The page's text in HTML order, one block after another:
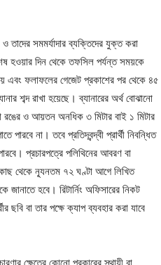
তাদের সমমর্যাদার ব্যক্তিদের যুক্ত করা
হওয়ার দিন থেকে তফসিল পর্যন্ত সময়কে
এবং ফলাফলের গেজেট প্রকাশের পর থেকে ৪৫
শব্দ রাখা হয়েছে। ব্যানারের অর্থ বোঝানো
রঙের ও আয়তন অনধিক ৩ মিটার বাই ১ মিটার
না। তবে প্রতিদ্বন্দ্বী প্রার্থী নিবন্ধিত
প্রচারপত্রে পলিথিনের আবরণ বা
কাছ থেকে ন্যূনতম ৭২ ঘণ্টা আগে লিখিত
হবে। রিটার্নিং অফিসারের নিকট
ছবি বা তার পক্ষে ক্যাপ ব্যবহার করা যাবে
ক্ষেত্রে কোনো প্রকারের স্থায়ী বা